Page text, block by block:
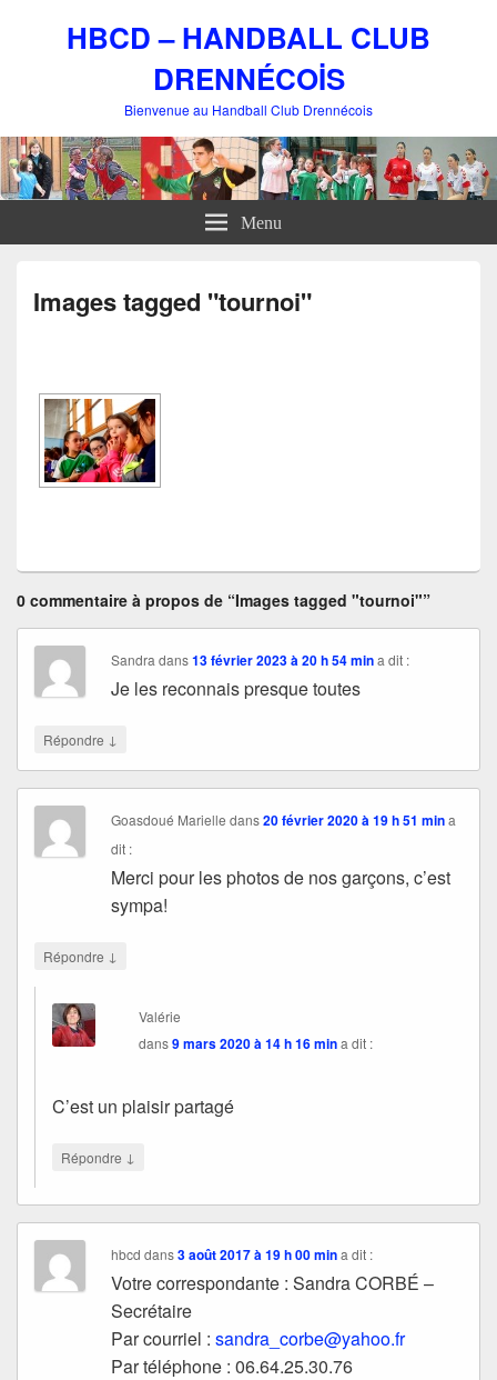
HBCD – HANDBALL CLUB
DRENNÉCOİS
Bienvenue au Handball Club Drennécois
Menu
Images tagged "tournoi"
0 commentaire à propos de “Images tagged "tournoi"”
Sandradans13 février 2023 à 20 h 54 min a dit :
Je les reconnais presque toutes
Répondre ↓
Goasdoué Marielle dans20 février 2020 à 19 h 51 min a
dit :
Merci pour les photos de nos garçons, c’est
sympa!
Répondre ↓
Valérie
dans9 mars 2020 à 14 h 16 mina dit :
C’est un plaisir partagé
Répondre ↓
hbcd dans3 août 2017 à 19 h 00 min a dit :
Votre correspondante : Sandra CORBÉ –
Secrétaire
Par courriel :sandra_corbe@yahoo.fr
Par téléphone : 06.64.25.30.76